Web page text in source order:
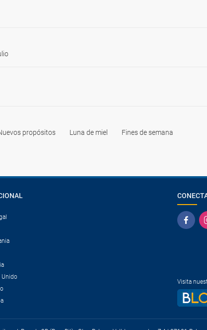
propósitos Luna de miel Fines de semana
Unido
Visita